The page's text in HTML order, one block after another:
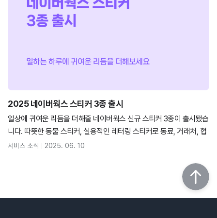
2025 네이버웍스 스티커 3종 출시
일상에 귀여운 리듬을 더해줄 네이버웍스 신규 스티커 3종이 출시됐습
니다. 따뜻한 동물 스티커, 실용적인 레터링 스티커로 동료, 거래처, 협
력사와 친근하게 소통해 보세요.
서비스 소식 2025. 06. 10